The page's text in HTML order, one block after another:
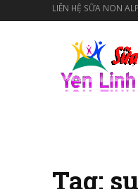
LIÊN HỆ SỮA NON
NEW IMAGE NEW
SỮA NON ALPHA
Tag: